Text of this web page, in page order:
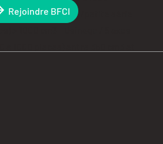
Rejoindre BFCI